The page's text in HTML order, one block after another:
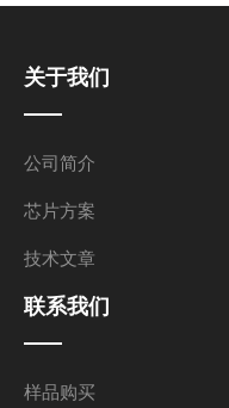
关于我们
公司简介
芯片方案
技术文章
联系我们
样品购买